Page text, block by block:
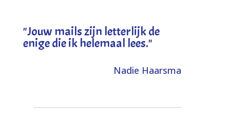
"Jouw mails zijn letterlijk de
enige die ik helemaal lees."
Nadie Haarsma